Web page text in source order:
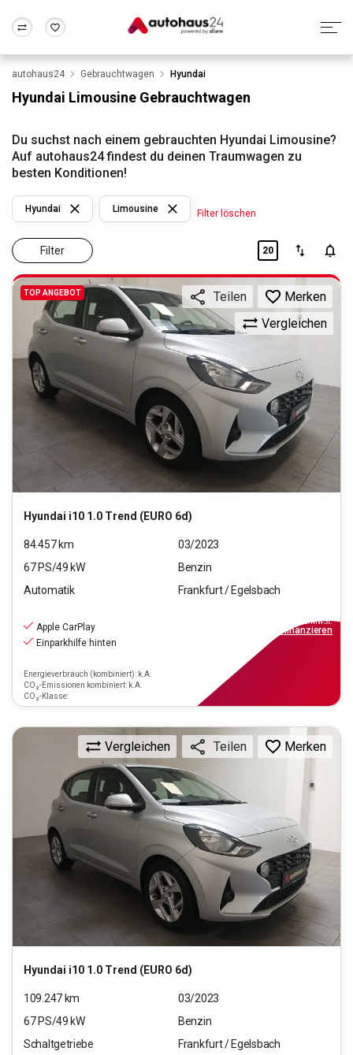
Wir bewerten dein Auto
Alle Fragen & Antworten
Rund um die Inzahlungnahme
Frankfurt Wuppertal
autohaus24 Gebrauchtwagen Hyundai
Hyundai Limousine Gebrauchtwagen
Du suchst nach einem gebrauchten Hyundai Limousine?
Auf autohaus24 findest du deinen Traumwagen zu
besten Konditionen!
Filter
Hyundai Limousine Filter löschen
20
TOP ANGEBOT
Hyundai i10 1.0 Trend (EURO 6d)
Vergleichen
Teilen Merken
84.457km
03/2023
67PS/49 kW
Benzin
Automatik
Frankfurt / Egelsbach
Apple CarPlay
Einparkhilfe hinten
Energieverbrauch (kombiniert): k.A.
CO₂-Emissionen kombiniert: k.A.
CO₂-Klasse:
inkl.MwSt.
finanzieren
Hyundai i10 1.0 Trend (EURO 6d)
Vergleichen Teilen Merken
109.247km
03/2023
67PS/49 kW
Benzin
Schaltgetriebe
Frankfurt / Egelsbach